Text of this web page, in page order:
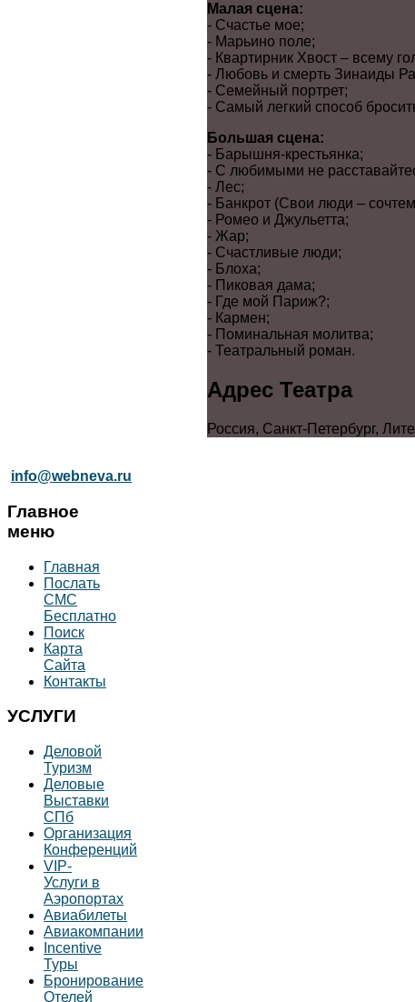
Малая сцена:
- Счастье мое;
- Марьино поле;
- Квартирник Хвост – всему
- Любовь и смерть Зинаиды
- Семейный портрет;
- Самый легкий способ
Большая сцена:
- Барышня-крестьянка;
- С любимыми не
- Лес;
- Банкрот (Свои люди –
- Ромео и Джульетта;
- Жар;
- Счастливые люди;
- Блоха;
- Пиковая дама;
- Где мой Париж?;
- Кармен;
- Поминальная молитва;
- Театральный роман.
Адрес Театра
Россия, Санкт-Петербург,
info@webneva.ru
Главное
меню
Главная
Послать
СМС
Бесплатно
Поиск
Карта
Сайта
Контакты
УСЛУГИ
Деловой
Туризм
Деловые
Выставки
СПб
Организация
Конференций
VIP-
Услуги в
Аэропортах
Авиабилеты
Авиакомпании
Incentive
Туры
Бронирование
Отелей